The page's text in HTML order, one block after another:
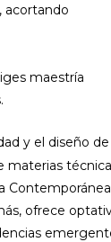
acortando
maestría
y el diseño de
materias
ofrece